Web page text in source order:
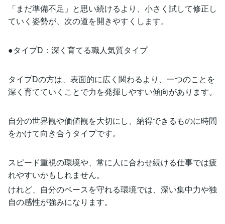
「まだ準備不足」と思い続けるより、小さく試して修正し
ていく姿勢が、次の道を開きやすくします。
●タイプD：深く育てる職人気質タイプ
タイプDの方は、表面的に広く関わるより、一つのことを
深く育てていくことで力を発揮しやすい傾向があります。
自分の世界観や価値観を大切にし、納得できるものに時間
をかけて向き合うタイプです。
スピード重視の環境や、常に人に合わせ続ける仕事では疲
れやすいかもしれません。
けれど、自分のペースを守れる環境では、深い集中力や独
自の感性が強みになります。